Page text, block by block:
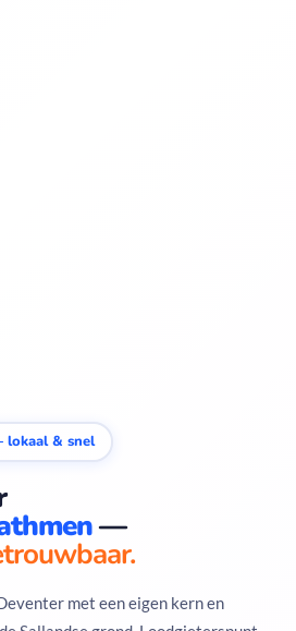
lokaal & snel
—
met een eigen kern en